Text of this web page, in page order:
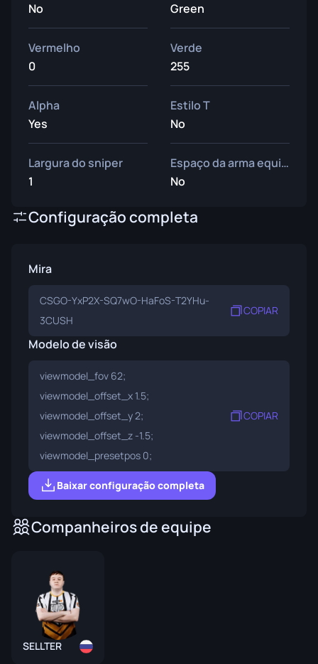
No
Green
Vermelho
0
Verde
255
Alpha
Yes
Estilo T
No
Largura do sniper
1
Espaço da arma equipada
No
Configuração completa
Mira
CSGO-YxP2X-SQ7wO-HaFoS-T2YHu-
3CUSH
COPIAR
Modelo de visão
viewmodel_fov 62;
viewmodel_offset_x 1.5;
viewmodel_offset_y 2;
viewmodel_offset_z -1.5;
viewmodel_presetpos 0;
COPIAR
Baixar configuração completa
Companheiros de equipe
SELLTER